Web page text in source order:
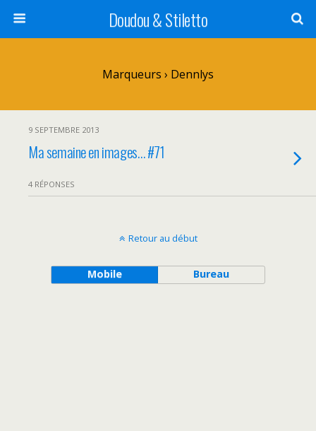
Doudou & Stiletto
Marqueurs › Dennlys
9 SEPTEMBRE 2013
Ma semaine en images… #71
4 RÉPONSES
Retour au début
Mobile Bureau